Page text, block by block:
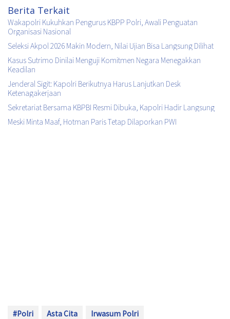
Berita Terkait
Wakapolri Kukuhkan Pengurus KBPP Polri, Awali Penguatan
Organisasi Nasional
Seleksi Akpol 2026 Makin Modern, Nilai Ujian Bisa Langsung Dilihat
Kasus Sutrimo Dinilai Menguji Komitmen Negara Menegakkan
Keadilan
Jenderal Sigit: Kapolri Berikutnya Harus Lanjutkan Desk
Ketenagakerjaan
Sekretariat Bersama KBPBI Resmi Dibuka, Kapolri Hadir Langsung
Meski Minta Maaf, Hotman Paris Tetap Dilaporkan PWI
#Polri Asta Cita
Irwasum Polri